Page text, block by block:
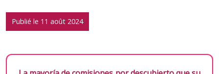
Publié le 11 août 2024